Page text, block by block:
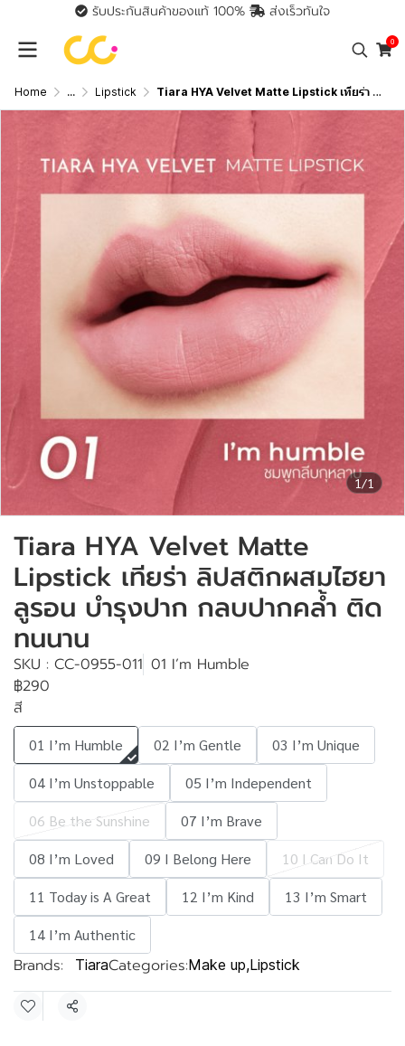
รับประกันสินค้าของแท้ 100% ส่งเร็วทันใจ
0
Home ... Lipstick Tiara HYA Velvet Matte Lipstick เทียร่า ลิปสติกผสมไฮยาลูรอน บำรุงปาก กลบปากคล้ำ ติดทนนาน
1/1
Tiara HYA Velvet Matte
Lipstick เทียร่า ลิปสติกผสมไฮยา
ลูรอน บำรุงปาก กลบปากคล้ำ ติด
ทนนาน
SKU : CC-0955-011 01 I’m Humble
฿290
สี
01 I’m Humble 02 I’m Gentle
03 I’m Unique
04 I’m Unstoppable
05 I’m Independent
06 Be the Sunshine
07 I’m Brave
08 I’m Loved
09 I Belong Here
10 I Can Do It
11 Today is A Great
12 I’m Kind
13 I’m Smart
14 I’m Authentic
Brands: TiaraCategories:Make up,Lipstick
Share